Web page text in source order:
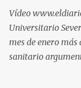
Vídeo
Universitario
mes de enero
sanitario